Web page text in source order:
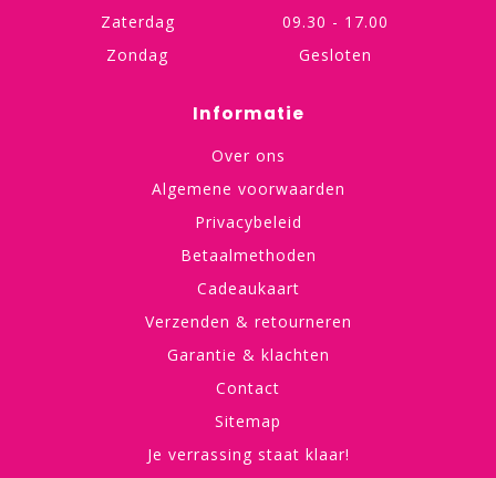
Zaterdag
09.30 - 17.00
Zondag
Gesloten
Informatie
Over ons
Algemene voorwaarden
Privacybeleid
Betaalmethoden
Cadeaukaart
Verzenden & retourneren
Garantie & klachten
Contact
Sitemap
Je verrassing staat klaar!